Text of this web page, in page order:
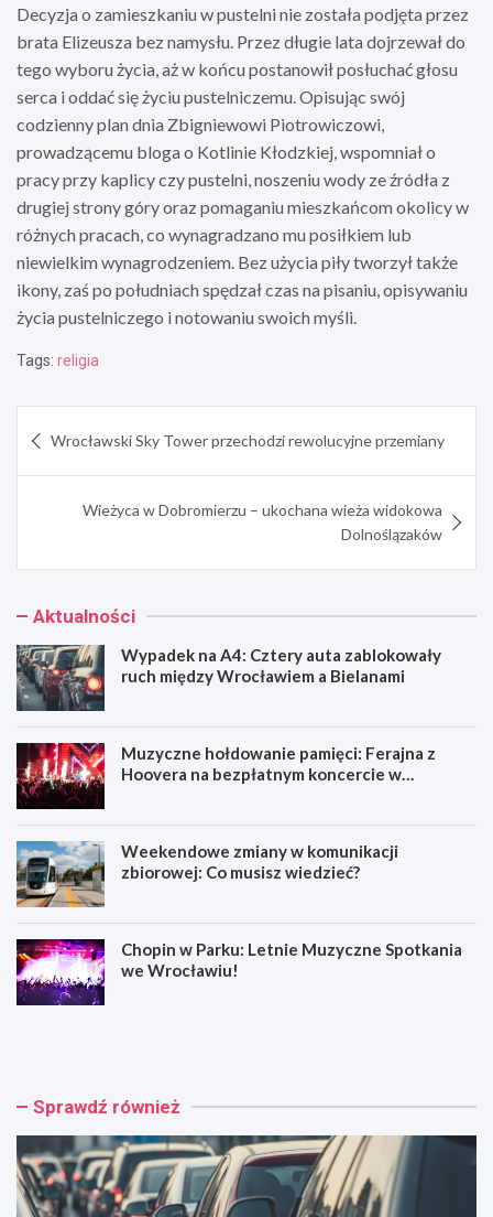
Decyzja o zamieszkaniu w pustelni nie została podjęta przez
brata Elizeusza bez namysłu. Przez długie lata dojrzewał do
tego wyboru życia, aż w końcu postanowił posłuchać głosu
serca i oddać się życiu pustelniczemu. Opisując swój
codzienny plan dnia Zbigniewowi Piotrowiczowi,
prowadzącemu bloga o Kotlinie Kłodzkiej, wspomniał o
pracy przy kaplicy czy pustelni, noszeniu wody ze źródła z
drugiej strony góry oraz pomaganiu mieszkańcom okolicy w
różnych pracach, co wynagradzano mu posiłkiem lub
niewielkim wynagrodzeniem. Bez użycia piły tworzył także
ikony, zaś po południach spędzał czas na pisaniu, opisywaniu
życia pustelniczego i notowaniu swoich myśli.
Tags: religia
wpisu
Wrocławski Sky Tower przechodzi rewolucyjne przemiany
Wieżyca w Dobromierzu – ukochana wieża widokowa
Dolnoślązaków
Aktualności
Wypadek na A4: Cztery auta zablokowały
ruch między Wrocławiem a Bielanami
Muzyczne hołdowanie pamięci: Ferajna z
Hoovera na bezpłatnym koncercie w
Weekendowe zmiany w komunikacji
zbiorowej: Co musisz wiedzieć?
Chopin w Parku: Letnie Muzyczne Spotkania
we Wrocławiu!
W
e
n
a
A
4
M
z
e
h
o
ł
Sprawdź również